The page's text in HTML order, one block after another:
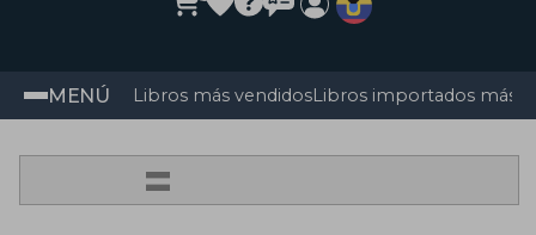
MENÚ Libros más vendidosLibros importados más
=